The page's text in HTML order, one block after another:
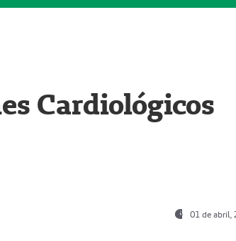
Cardiológicos
01 de abril,